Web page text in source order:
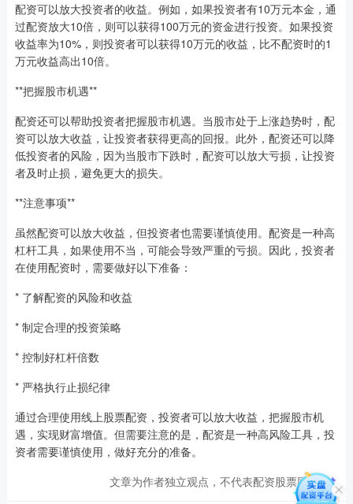
配资可以放大投资者的收益。例如，如果投资者有10万元本金，通
过配资放大10倍，则可以获得100万元的资金进行投资。如果投资
收益率为10%，则投资者可以获得10万元的收益，比不配资时的1
万元收益高出10倍。
**把握股市机遇**
配资还可以帮助投资者把握股市机遇。当股市处于上涨趋势时，配
资可以放大收益，让投资者获得更高的回报。此外，配资还可以降
低投资者的风险，因为当股市下跌时，配资可以放大亏损，让投资
者及时止损，避免更大的损失。
**注意事项**
虽然配资可以放大收益，但投资者也需要谨慎使用。配资是一种高
杠杆工具，如果使用不当，可能会导致严重的亏损。因此，投资者
在使用配资时，需要做好以下准备：
* 了解配资的风险和收益
* 制定合理的投资策略
* 控制好杠杆倍数
* 严格执行止损纪律
通过合理使用线上股票配资，投资者可以放大收益，把握股市机
遇，实现财富增值。但需要注意的是，配资是一种高风险工具，投
资者需要谨慎使用，做好充分的准备。
文章为作者独立观点，不代表配资股票网观点